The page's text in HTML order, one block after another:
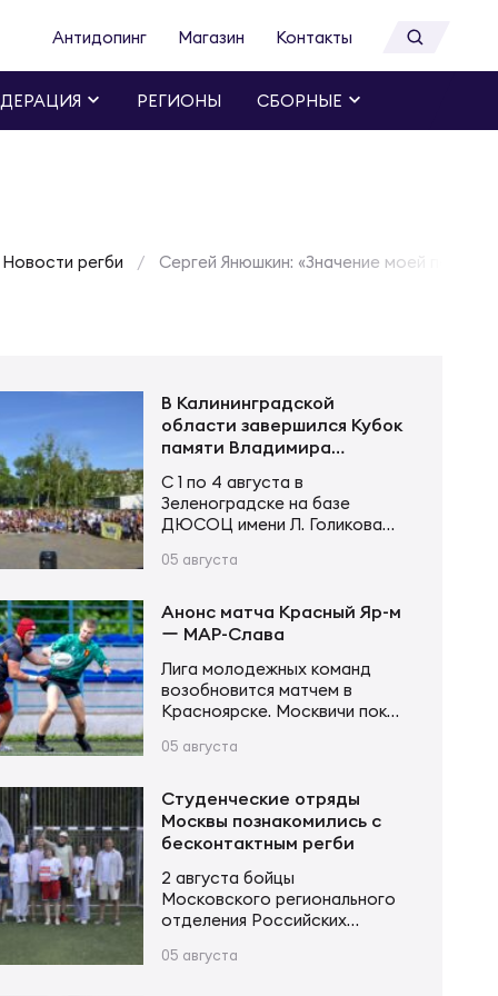
Антидопинг Магазин Контакты
РЕГИОНЫ СБОРНЫЕ
Новости регби Сергей Янюшкин: «Значение моей
В Калининградской
области завершился Кубок
памяти Владимира
С 1 по 4 августа в
Зеленоградске на базе
ДЮСОЦ имени Л. Голикова
Владимира Сергеевича
приняли участие более 20
команд в трех возрастных
Мальчики и девочки до 12 лет
(2015–2016 г. р.): Мальчики и
девочки до 14 лет (2013–2014
05 августа
Анонс матча Красный Яр-м
ー МАР-Слава
Лига молодежных команд
возобновится матчем в
Красноярске. Москвичи пока
таблицу, имея в своем активе
Красноярцы занимают 4-е
место, у них 13 очков в тех же
6 матчах. В игре первого
круга «МАР-Слава» одержала
уверенную победу 43:14.
Красный Яр-м – МАР-Слава 6
августа 11:00 Красноярск,
05 августа
Студенческие отряды
Москвы познакомились с
бесконтактным регби
2 августа бойцы
Московского регионального
отделения Российских
приняли участие в Фестивале
05 августа